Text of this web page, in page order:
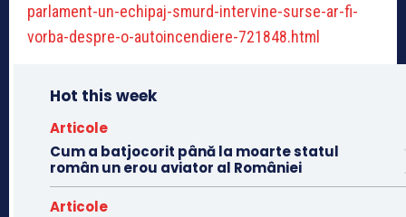
parlament-un-echipaj-smurd-intervine-surse-ar-fi-
vorba-despre-o-autoincendiere-721848.html
Hot this week
Articole
Cum a batjocorit până la moarte statul
român un erou aviator al României
Articole